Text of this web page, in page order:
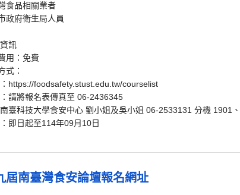
食品相關業者
政府衛生局人員
訊
用：免費
式：
https://foodsafety.stust.edu.tw/courselist
請將報名表傳真至 06-2436345
臺科技大學食安中心 劉小姐及吳小姐 06-2533131 分機 1901
即日起至114年09月10日
屆南臺灣食安論壇報名網址